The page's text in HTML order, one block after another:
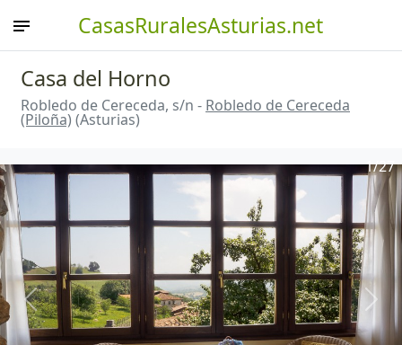
CasasRuralesAsturias.net
Casa del Horno
Robledo de Cereceda, s/n - Robledo de Cereceda
(Piloña) (Asturias)
Anterior
1/27